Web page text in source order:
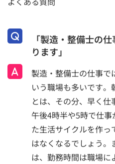
「製造・整備士の
ります」
製造・整備士の仕事で
いう職場も多いです
とは、その分、早く仕
午後4時半や5時で仕
た生活サイクルを作っ
はなくなるでしょう。
は、勤務時間は職場